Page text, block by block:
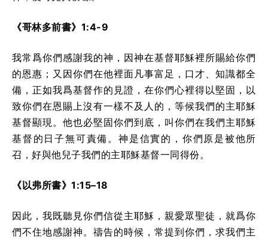
《哥林多前書》1:4-9
我常爲你們感謝我的神，因神在基督耶穌裡所賜給你們
的恩惠；又因你們在他裡面凡事富足，口才、知識都全
備，正如我爲基督作的見證，在你們心裡得以堅固，以
致你們在恩賜上沒有一樣不及人的，等候我們的主耶穌
基督顯現。他也必堅固你們到底，叫你們在我們主耶穌
基督的日子無可責備。神是信實的，你們原是被他所
召，好與他兒子我們的主耶穌基督一同得份。
《以弗所書》1:15–18
因此，我既聽見你們信從主耶穌，親愛眾聖徒，就爲你
們不住地感謝神。禱告的時候，常提到你們，求我們主